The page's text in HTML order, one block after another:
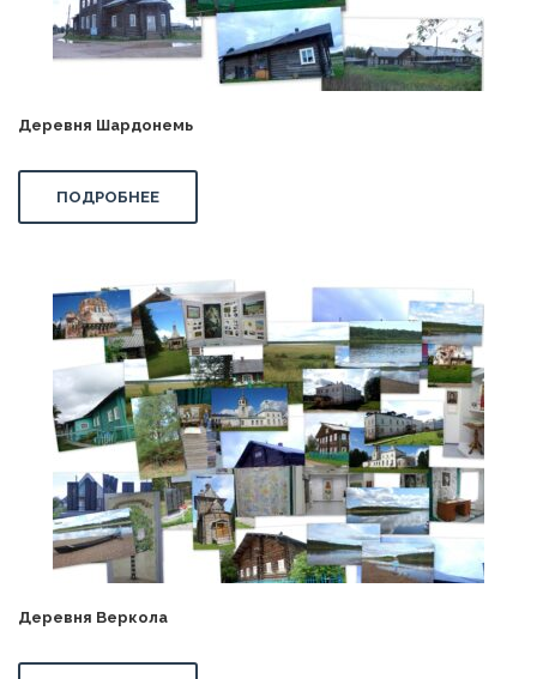
Деревня Шардонемь
ПОДРОБНЕЕ
Деревня Веркола